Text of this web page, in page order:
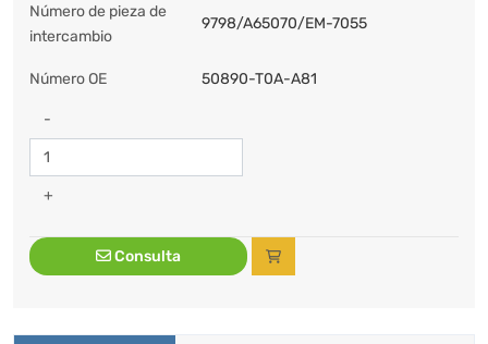
Número de pieza de
intercambio
9798/A65070/EM-7055
Número OE 50890-T0A-A81
-
+
Consulta